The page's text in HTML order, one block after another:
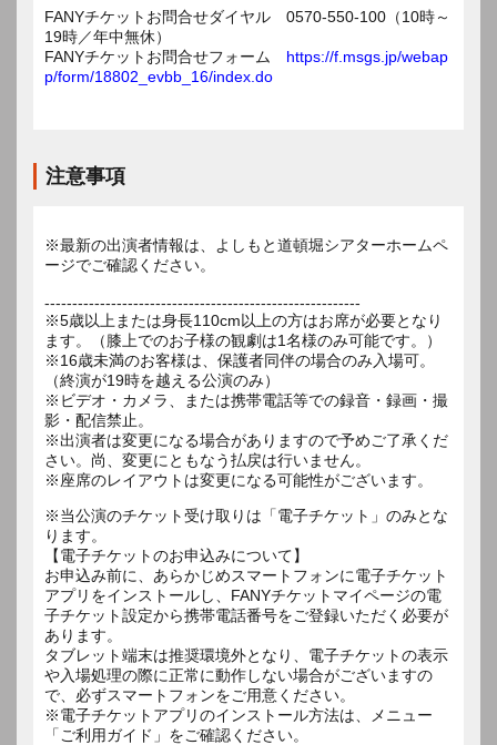
FANYチケットお問合せダイヤル 0570-550-100（10時～
19時／年中無休）
FANYチケットお問合せフォーム https://f.msgs.jp/webap
p/form/18802_evbb_16/index.do
注意事項
※最新の出演者情報は、よしもと道頓堀シアターホームペ
ージでご確認ください。
---------------------------------------------------------
※5歳以上または身長110cm以上の方はお席が必要となり
ます。（膝上でのお子様の観劇は1名様のみ可能です。）
※16歳未満のお客様は、保護者同伴の場合のみ入場可。
（終演が19時を越える公演のみ）
※ビデオ・カメラ、または携帯電話等での録音・録画・撮
影・配信禁止。
※出演者は変更になる場合がありますので予めご了承くだ
さい。尚、変更にともなう払戻は行いません。
※座席のレイアウトは変更になる可能性がございます。
※当公演のチケット受け取りは「電子チケット」のみとな
ります。
【電子チケットのお申込みについて】
お申込み前に、あらかじめスマートフォンに電子チケット
アプリをインストールし、FANYチケットマイページの電
子チケット設定から携帯電話番号をご登録いただく必要が
あります。
タブレット端末は推奨環境外となり、電子チケットの表示
や入場処理の際に正常に動作しない場合がございますの
で、必ずスマートフォンをご用意ください。
※電子チケットアプリのインストール方法は、メニュー
「ご利用ガイド」をご確認ください。